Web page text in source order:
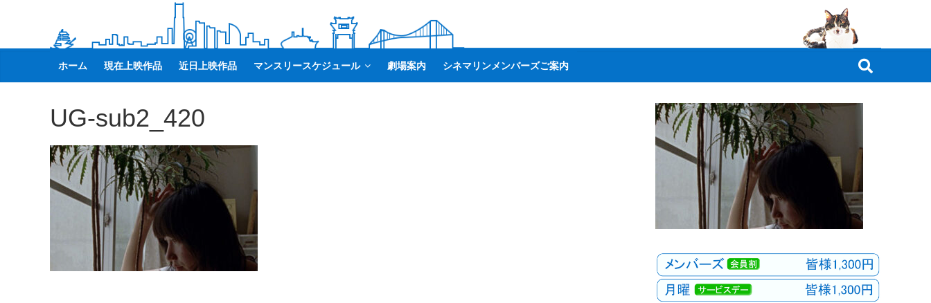
リ
ン
観
た
い
映
画
は
ホーム 現在上映作品 近日上映作品 マンスリースケジュール 劇場案内 シネマリンメンバーズご案内
UG-sub2_420